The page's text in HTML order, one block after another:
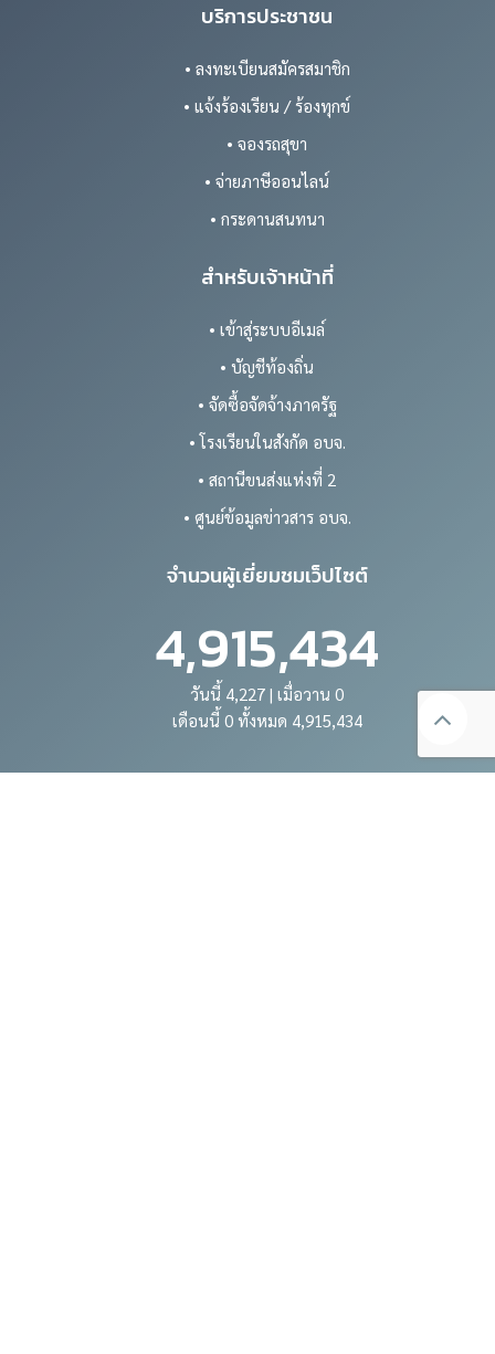
บริการประชาชน
• ลงทะเบียนสมัครสมาชิก
• แจ้งร้องเรียน / ร้องทุกข์
• จองรถสุขา
• จ่ายภาษีออนไลน์
• กระดานสนทนา
สำหรับเจ้าหน้าที่
• เข้าสู่ระบบอีเมล์
• บัญชีท้องถิ่น
• จัดซื้อจัดจ้างภาครัฐ
• โรงเรียนในสังกัด อบจ.
• สถานีขนส่งแห่งที่ 2
• ศูนย์ข้อมูลข่าวสาร อบจ.
จำนวนผู้เยี่ยมชมเว็ปไซต์
4,915,434
วันนี้ 4,227 | เมื่อวาน 0
เดือนนี้ 0 ทั้งหมด 4,915,434